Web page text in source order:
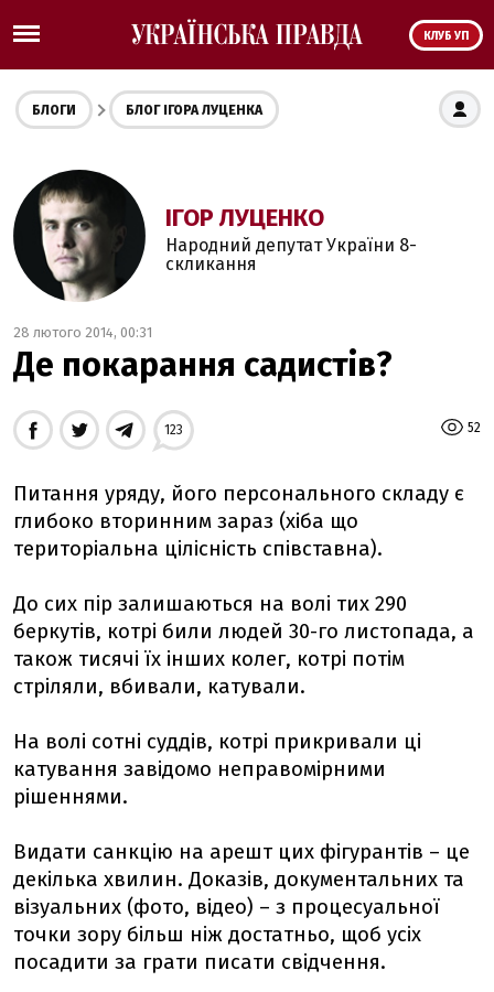
КЛУБ УП
БЛОГИ БЛОГ ІГОРА ЛУЦЕНКА
ІГОР ЛУЦЕНКО
Народний депутат України 8-
скликання
28 лютого 2014, 00:31
Де покарання садистів?
52
123
Питання уряду, його персонального складу є
глибоко вторинним зараз (хіба що
територіальна цілісність співставна).
До сих пір залишаються на волі тих 290
беркутів, котрі били людей 30-го листопада, а
також тисячі їх інших колег, котрі потім
стріляли, вбивали, катували.
На волі сотні суддів, котрі прикривали ці
катування завідомо неправомірними
рішеннями.
Видати санкцію на арешт цих фігурантів – це
декілька хвилин. Доказів, документальних та
візуальних (фото, відео) – з процесуальної
точки зору більш ніж достатньо, щоб усіх
посадити за грати писати свідчення.